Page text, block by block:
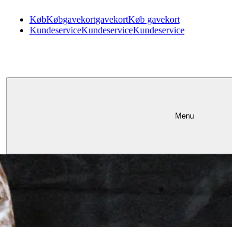
KøbKøbgavekortgavekortKøb gavekort
KundeserviceKundeserviceKundeservice
Menu